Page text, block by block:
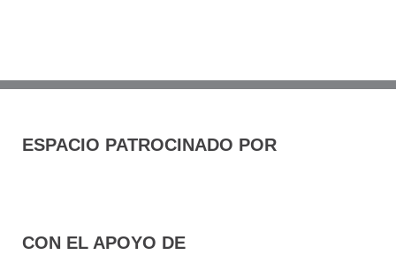
ESPACIO PATROCINADO POR
CON EL APOYO DE